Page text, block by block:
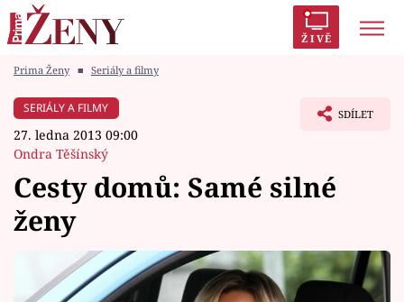
ŽIVĚ
Módní alarm
Témata
Celebrity
Prima Ženy ■ Seriály a filmy
SERIÁLY A FILMY
27. ledna 2013 09:00
Ondra Těšínský
SDÍLET
Cesty domů: Samé silné
ženy